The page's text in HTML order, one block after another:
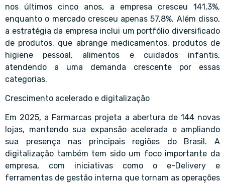
nos últimos cinco anos, a empresa cresceu 141,3%,
enquanto o mercado cresceu apenas 57,8%. Além disso,
a estratégia da empresa inclui um portfólio diversificado
de produtos, que abrange medicamentos, produtos de
higiene pessoal, alimentos e cuidados infantis,
atendendo a uma demanda crescente por essas
categorias.
Crescimento acelerado e digitalização
Em 2025, a Farmarcas projeta a abertura de 144 novas
lojas, mantendo sua expansão acelerada e ampliando
sua presença nas principais regiões do Brasil. A
digitalização também tem sido um foco importante da
empresa, com iniciativas como o e-Delivery e
ferramentas de gestão interna que tornam as operações